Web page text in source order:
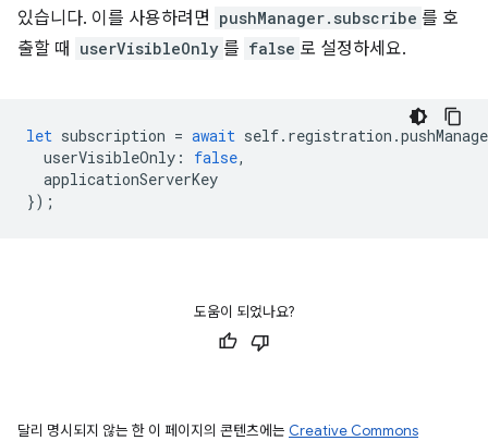
있습니다. 이를 사용하려면 pushManager.subscribe 를 호
출할 때
userVisibleOnly 를 false 로 설정하세요.
let subscription = await self. registration .
userVisibleOnly : false,
applicationServerKey
});
도움이 되었나요?
달리 명시되지 않는 한 이 페이지의 콘텐츠에는 Creative Commons